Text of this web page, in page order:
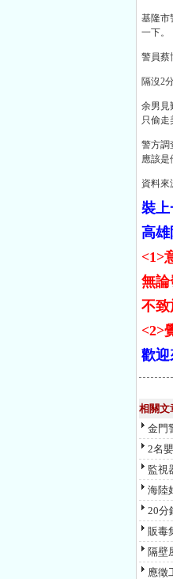
基隆市
一下。
警員蔡
隔沒2
余男見
只偷走
警方調
應該是
資料來
裝上
高雄
<1>
無論
不致
<2>
歡迎
相關文
金門
2名
監視
海陸
20分
販毒
隔壁
應徵